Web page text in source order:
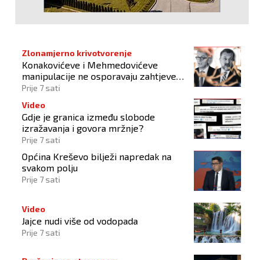
Zlonamjerno krivotvorenje
Konakovićeve i Mehmedovićeve
manipulacije ne osporavaju zahtjeve
Hrvata
Prije 7 sati
Video
Gdje je granica između slobode
izražavanja i govora mržnje?
Prije 7 sati
Općina Kreševo bilježi napredak na
svakom polju
Prije 7 sati
Video
Jajce nudi više od vodopada
Prije 7 sati